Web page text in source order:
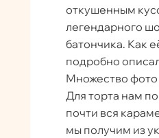
откушенным
легендарного
батончика. Как
подробно
Множество
Для торта нам
почти вся
мы получим из